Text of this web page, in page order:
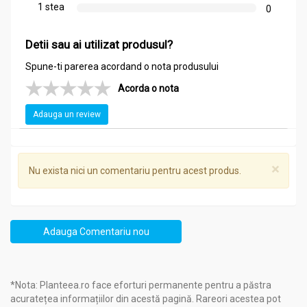
1 stea
0
Detii sau ai utilizat produsul?
Spune-ti parerea acordand o nota produsului
Acorda o nota
Adauga un review
×
Nu exista nici un comentariu pentru acest produs.
Adauga Comentariu nou
*Nota: Planteea.ro face eforturi permanente pentru a păstra
acuratețea informațiilor din acestă pagină. Rareori acestea pot